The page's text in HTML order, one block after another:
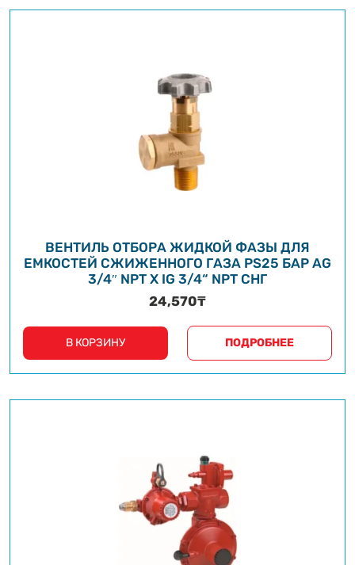
ВЕНТИЛЬ ОТБОРА ЖИДКОЙ ФАЗЫ ДЛЯ
ЕМКОСТЕЙ СЖИЖЕННОГО ГАЗА PS25 БАР AG
3/4″ NPT X IG 3/4“ NPT СНГ
24,570₸
В КОРЗИНУ ПОДРОБНЕЕ